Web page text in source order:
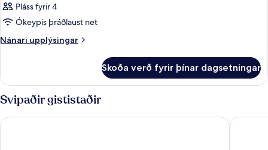
Pláss fyrir 4
Ókeypis þráðlaust net
Nánari upplýsingar
Nánari
Skoða verð fyrir þínar dagsetningar
Svipaðir gististaðir
Be Live Experience Orotava